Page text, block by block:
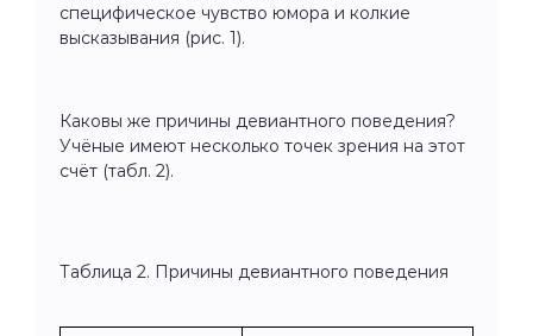
специфическое чувство юмора и колкие
высказывания (рис. 1).
Каковы же причины девиантного поведения?
Учёные имеют несколько точек зрения на этот
счёт (табл. 2).
Таблица 2. Причины девиантного поведения